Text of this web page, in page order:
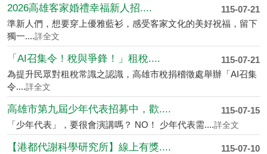
115-07-21
2026高雄客家婚禮幸福新人招....
準新人們，想要穿上優雅藍衫，感受客家文化的美好祝福，留下
獨一....詳全文
115-07-21
「AI召集令！稅與爭鋒！」租稅....
為提升民眾對租稅常識之認識，高雄市稅捐稽徵處舉辦「AI召集
令....詳全文
115-07-15
高雄市第九屆少年代表招募中，歡....
「少年代表」，要很會演講嗎？ NO！ 少年代表需....詳全文
115-07-10
【港都代謝科學研究所】線上有獎....